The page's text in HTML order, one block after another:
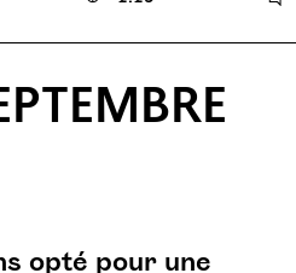
opté pour une